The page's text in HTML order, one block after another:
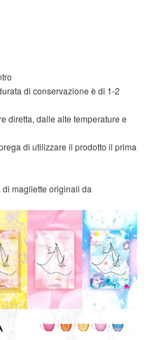
di conservazione è di 1-2
diretta, dalle alte temperature e
di utilizzare il prodotto il prima
magliette originali da